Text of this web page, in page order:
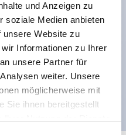
und Anzeigen zu
soziale Medien anbieten
unsere Website zu
Informationen zu Ihrer
unsere Partner für
weiter. Unsere
möglicherweise mit
Sie ihnen bereitgestellt
2-Aktions-
IP20-